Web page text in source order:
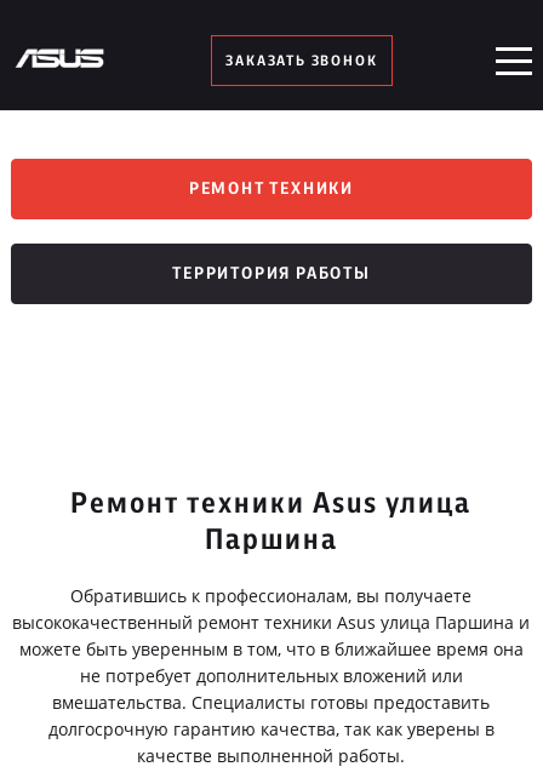
ЗАКАЗАТЬ ЗВОНОК
РЕМОНТ ТЕХНИКИ
ТЕРРИТОРИЯ РАБОТЫ
Ремонт техники Asus улица
Паршина
Обратившись к профессионалам, вы получаете
высококачественный ремонт техники Asus улица Паршина и
можете быть уверенным в том, что в ближайшее время она
не потребует дополнительных вложений или
вмешательства. Специалисты готовы предоставить
долгосрочную гарантию качества, так как уверены в
качестве выполненной работы.